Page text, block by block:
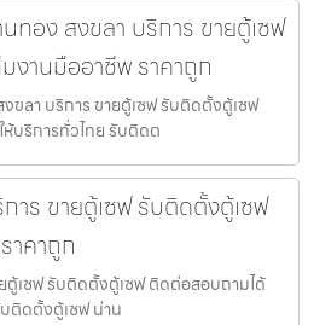
ทอง สงขลา บริการ ขายตู้เซฟ
านมืออาชีพ ราคาถูก
ขลา บริการ ขายตู้เซฟ รับติดตั้งตู้เซฟ
บริการทั่วไทย รับติดต
าร ขายตู้เซฟ รับติดตั้งตู้เซฟ
าคาถูก
ตู้เซฟ รับติดตั้งตู้เซฟ ติดต่อสอบถามได้
ติดตั้งตู้เซฟ น่าน